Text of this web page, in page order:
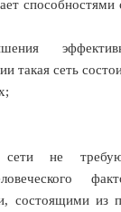
способностями
такая сеть
сети не
состоящими из